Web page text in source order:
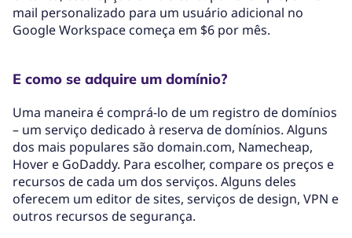
mail personalizado para um usuário adicional no
Google Workspace começa em $6 por mês.
E como se adquire um domínio?
Uma maneira é comprá-lo de um registro de domínios
– um serviço dedicado à reserva de domínios. Alguns
dos mais populares são domain.com, Namecheap,
Hover e GoDaddy. Para escolher, compare os preços e
recursos de cada um dos serviços. Alguns deles
oferecem um editor de sites, serviços de design, VPN e
outros recursos de segurança.